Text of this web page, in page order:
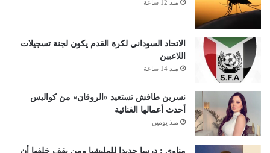
منذ 12 ساعة
الاتحاد السوداني لكرة القدم يكون لجنة تسجيلات
اللاعبين
منذ 14 ساعة
نسرين طافش تستعيد «الروقان» من كواليس
أحدث أعمالها الغنائية
منذ يومين
مناوي : درسا جديدا للمليشيا ومن يقف خلفها أن